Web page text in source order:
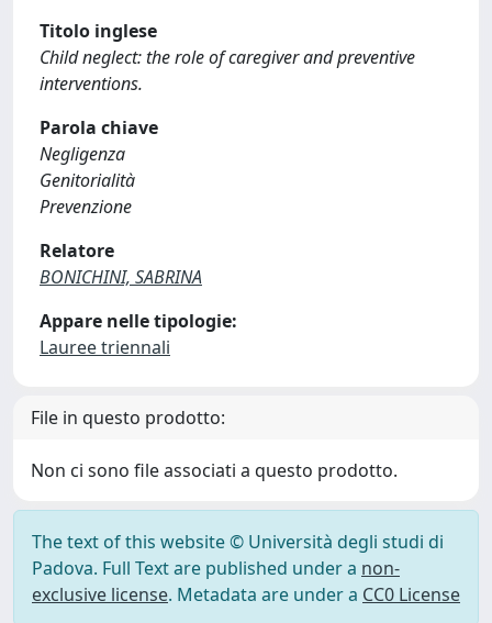
Titolo inglese
Child neglect: the role of caregiver and preventive
interventions.
Parola chiave
Negligenza
Genitorialità
Prevenzione
Relatore
BONICHINI, SABRINA
Appare nelle tipologie:
Lauree triennali
File in questo prodotto:
Non ci sono file associati a questo prodotto.
The text of this website © Università degli studi di
Padova. Full Text are published under a non-
exclusive license. Metadata are under a CC0 License